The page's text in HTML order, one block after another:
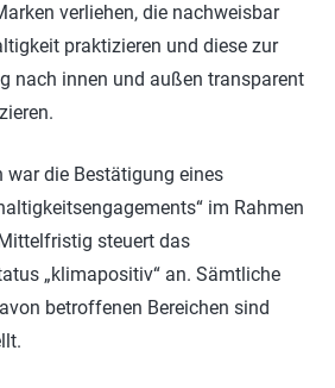
verliehen, die nachweisbar
praktizieren und diese zur
nach innen und außen transparent
war die Bestätigung eines
im Rahmen
steuert das
„klimapositiv“ an. Sämtliche
betroffenen Bereichen sind